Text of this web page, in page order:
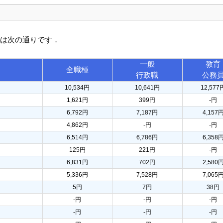
次の通りです．
全職種
一般
行政職
教育
公務
10,534円 10,641円
12,577
1,621円
399円
-円
6,792円
7,187円
4,157
4,862円
-円
-円
6,514円
6,786円
6,358
125円
221円
-円
6,831円
702円
2,580
5,336円
7,528円
7,065
5円
7円
38円
-円
-円
-円
-円
-円
-円